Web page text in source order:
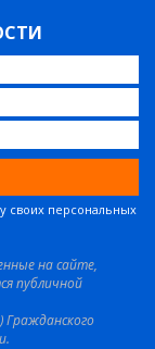
своих персональных
на сайте,
публичной